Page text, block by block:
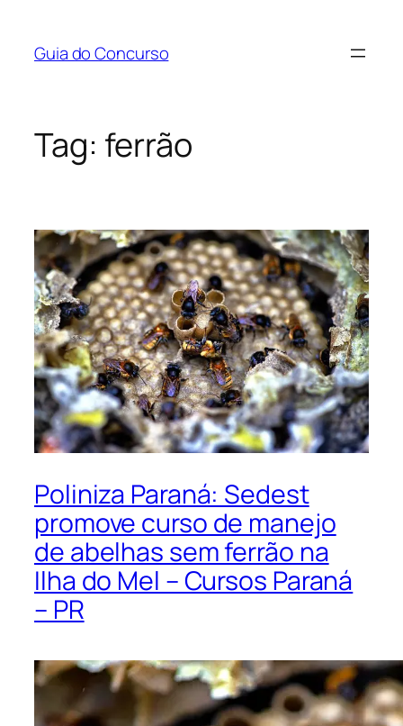
Guia do Concurso
Tag: ferrão
Poliniza Paraná: Sedest
promove curso de manejo
de abelhas sem ferrão na
Ilha do Mel – Cursos Paraná
– PR